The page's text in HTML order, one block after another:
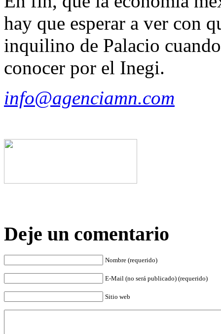
hay que esperar a ver con
inquilino de Palacio
conocer por el Inegi.
info@agenciamn.com
Deje un comentario
Nombre (requerido)
E-Mail (no será publicado) (requerido)
Sitio web